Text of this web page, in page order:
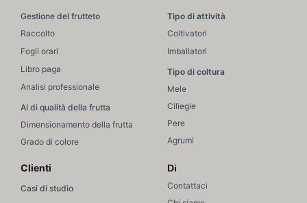
Gestione del frutteto
Raccolto
Fogli orari
Libro paga
Analisi professionale
AI di qualità della frutta
Dimensionamento della frutta
Grado di colore
Tipo di attività
Coltivatori
Imballatori
Tipo di coltura
Mele
Ciliegie
Pere
Agrumi
Clienti
Casi di studio
Di
Contattaci